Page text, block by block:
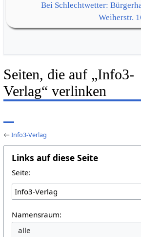
Bei Schlechtwetter:
Weiherstr.
Seiten, die auf „Info3-
Verlag“ verlinken
←Info3-Verlag
Links auf diese Seite
Seite:
Namensraum: